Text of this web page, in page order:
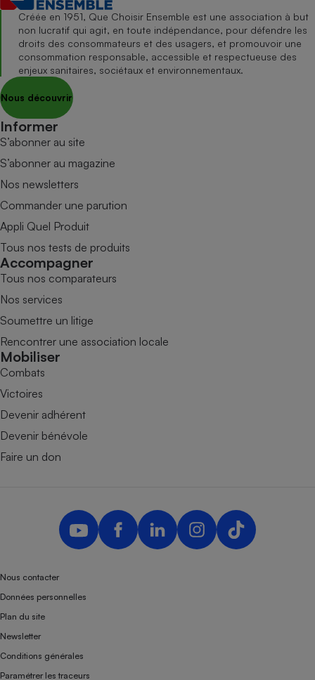
Créée en 1951, Que Choisir Ensemble est une association à but
non lucratif qui agit, en toute indépendance, pour défendre les
droits des consommateurs et des usagers, et promouvoir une
consommation responsable, accessible et respectueuse des
enjeux sanitaires, sociétaux et environnementaux.
Nous découvrir
Informer
S’abonner au site
S’abonner au magazine
Nos newsletters
Commander une parution
Appli Quel Produit
Tous nos tests de produits
Accompagner
Tous nos comparateurs
Nos services
Soumettre un litige
Rencontrer une association locale
Mobiliser
Combats
Victoires
Devenir adhérent
Devenir bénévole
Faire un don
Nous contacter
Données personnelles
Plan du site
Newsletter
Conditions générales
Paramétrer les traceurs